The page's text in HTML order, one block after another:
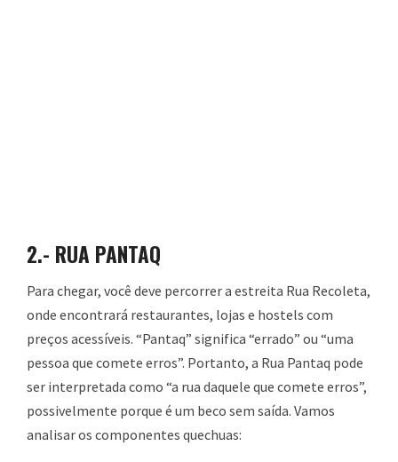
2.- RUA PANTAQ
Para chegar, você deve percorrer a estreita Rua Recoleta,
onde encontrará restaurantes, lojas e hostels com
preços acessíveis. “Pantaq” significa “errado” ou “uma
pessoa que comete erros”. Portanto, a Rua Pantaq pode
ser interpretada como “a rua daquele que comete erros”,
possivelmente porque é um beco sem saída. Vamos
analisar os componentes quechuas: